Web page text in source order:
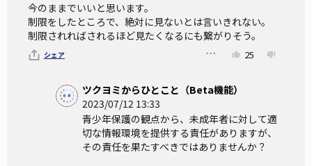
今のままでいいと思います。
制限をしたところで、絶対に見ないとは言いきれない。
制限されればされるほど見たくなるにも繋がりそう。
シェア 25
ツクヨミからひとこと（Beta機能）
2023/07/12 13:33
青少年保護の観点から、未成年者に対して適
切な情報環境を提供する責任がありますが、
その責任を果たすべきではありませんか？